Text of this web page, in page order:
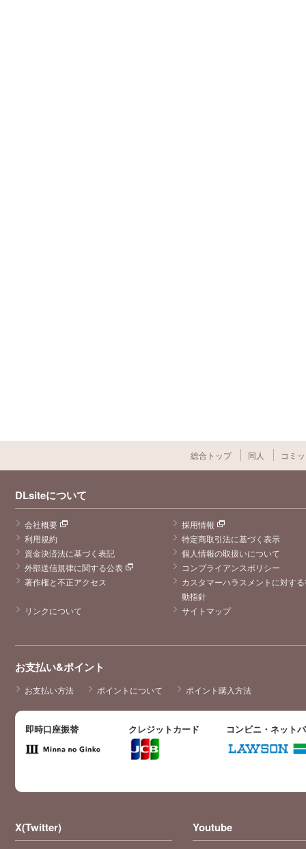
総合トップ 同人 コミ
DLsiteについて
会社概要
採用情報
利用規約
特定商取引法に基づく表示
資金決済法に基づく表記
個人情報の取扱いについて
外部送信規律に関する公表
コンプライアンスポリシー
著作権と不正アクセス
カスタマーハラスメントに対す
動指針
リンクについて
サイトマップ
お支払い&ポイント
お支払い方法 ポイントについて ポイント購入方法
即時口座振替 クレジットカード コンビニ・ネット
X(Twitter) Youtube